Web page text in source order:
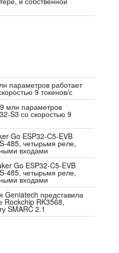
параметров работает
9 токенов/с
млн параметров
S3 со скоростью 9
Go ESP32-C5-EVB
485, четырьмя реле,
входами
Go ESP32-C5-EVB
485, четырьмя реле,
входами
Geniatech представила
Rockchip RK3568,
SMARC 2.1